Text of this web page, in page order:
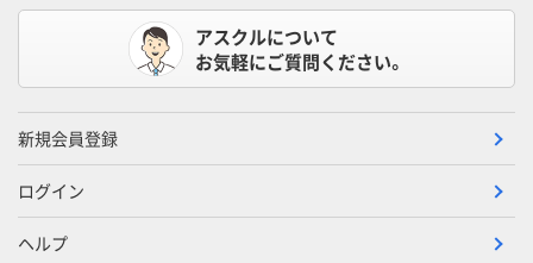
アスクルについて
お気軽にご質問ください。
新規会員登録
ログイン
ヘルプ